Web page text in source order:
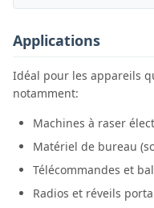
Applications
Idéal pour les appareils
notamment:
Machines à raser
Matériel de bureau
Télécommandes et
Radios et réveils